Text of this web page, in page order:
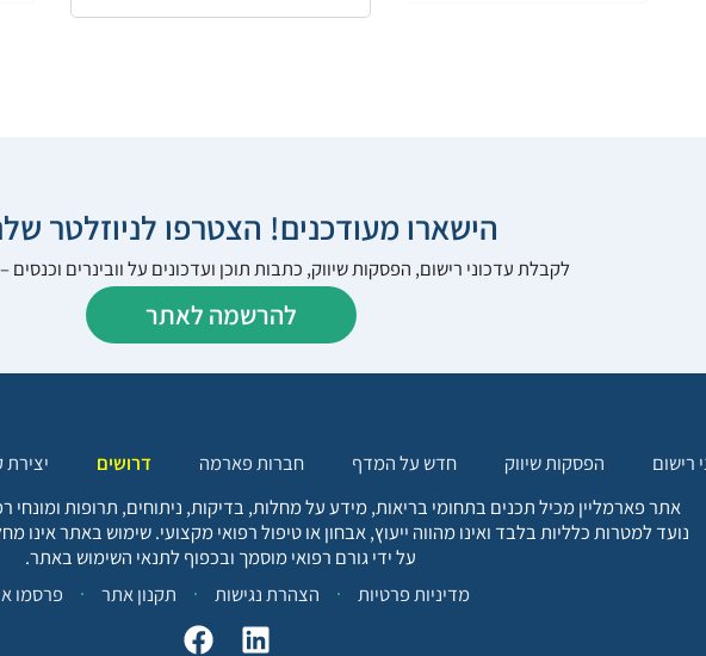
הישארו מעודכנים! הצטרפו לניוזלטר
לקבלת עדכוני רישום, הפסקות שיווק, כתבות תוכן ועדכונים על וובינרים
להרשמה לאתר
רישום הפסקות שיווק חדש על המדף חברות פארמה דרושים
אתר פארמליין מכיל תכנים בתחומי בריאות, מידע על מחלות, בדיקות, ניתוחים, תרופות
נועד למטרות כלליות בלבד ואינו מהווה ייעוץ, אבחון או טיפול רפואי מקצועי. שימוש באתר אינו
על ידי גורם רפואי מוסמך ובכפוף לתנאי השימוש באתר.
מדיניות פרטיות
הצהרת נגישות תקנון אתר פרסמו